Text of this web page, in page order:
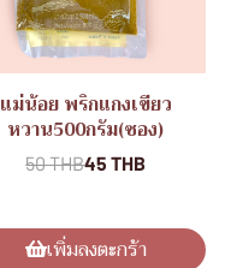
แม่น้อย พริกแกงเขียว
หวาน500กรัม(ซอง)
50 THB45 THB
เพิ่มลงตะกร้า